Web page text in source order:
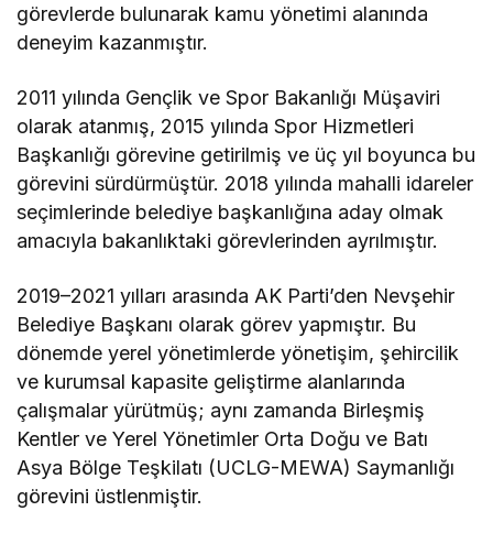
görevlerde bulunarak kamu yönetimi alanında
deneyim kazanmıştır.
2011 yılında Gençlik ve Spor Bakanlığı Müşaviri
olarak atanmış, 2015 yılında Spor Hizmetleri
Başkanlığı görevine getirilmiş ve üç yıl boyunca bu
görevini sürdürmüştür. 2018 yılında mahalli idareler
seçimlerinde belediye başkanlığına aday olmak
amacıyla bakanlıktaki görevlerinden ayrılmıştır.
2019–2021 yılları arasında AK Parti’den Nevşehir
Belediye Başkanı olarak görev yapmıştır. Bu
dönemde yerel yönetimlerde yönetişim, şehircilik
ve kurumsal kapasite geliştirme alanlarında
çalışmalar yürütmüş; aynı zamanda Birleşmiş
Kentler ve Yerel Yönetimler Orta Doğu ve Batı
Asya Bölge Teşkilatı (UCLG-MEWA) Saymanlığı
görevini üstlenmiştir.